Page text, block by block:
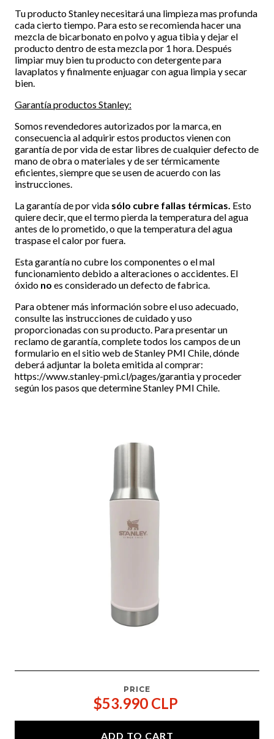
Tu producto Stanley necesitará una limpieza mas profunda
cada cierto tiempo. Para esto se recomienda hacer una
mezcla de bicarbonato en polvo y agua tibia y dejar el
producto dentro de esta mezcla por 1 hora. Después
limpiar muy bien tu producto con detergente para
lavaplatos y finalmente enjuagar con agua limpia y secar
bien.
Garantía productos Stanley:
Somos revendedores autorizados por la marca, en
consecuencia al adquirir estos productos vienen con
garantía de por vida de estar libres de cualquier defecto de
mano de obra o materiales y de ser térmicamente
eficientes, siempre que se usen de acuerdo con las
instrucciones.
La garantía de por vida sólo cubre fallas térmicas. Esto
quiere decir, que el termo pierda la temperatura del agua
antes de lo prometido, o que la temperatura del agua
traspase el calor por fuera.
Esta garantía no cubre los componentes o el mal
funcionamiento debido a alteraciones o accidentes. El
óxido no es considerado un defecto de fabrica.
Para obtener más información sobre el uso adecuado,
consulte las instrucciones de cuidado y uso
proporcionadas con su producto. Para presentar un
reclamo de garantía, complete todos los campos de un
formulario en el sitio web de Stanley PMI Chile, dónde
deberá adjuntar la boleta emitida al comprar:
https://www.stanley-pmi.cl/pages/garantiay proceder
según los pasos que determine Stanley PMI Chile.
PRICE
$53.990 CLP
ADD TO CART